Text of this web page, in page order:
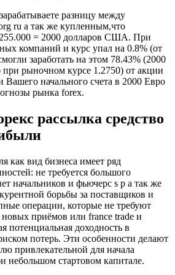
разницу между
ru а так же купленным,что
= 2000 долларов США. При
компаний и курс упал на 0.8% (от
заработать на этом 78.43% (2000
при рыночном курсе 1.2750) от акции
начального счета в 2000 Евро
рынка forex.
рассылка средство
как вид бизнеса имеет ряд
не требуется большого
начальников и фьючерс s p а так же
борьбы за поставщиков и
операции, которые не требуют
новых приёмов или france trade и
потенциальная доходность в
потерь. Эти особенности делают
привлекательной для начала
небольшом стартовом капитале.